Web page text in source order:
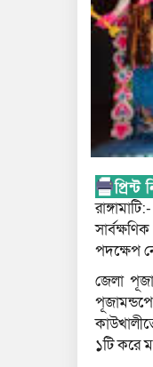
পদক্ষেপ
জেলা
১টি করে